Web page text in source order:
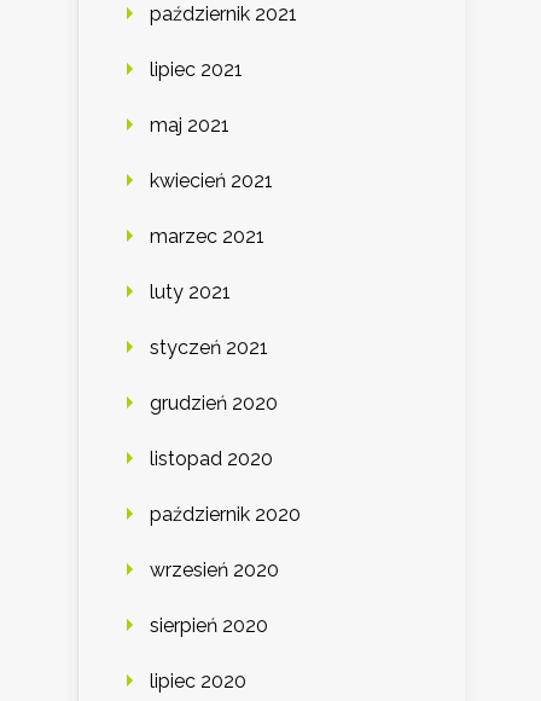
październik 2021
lipiec 2021
maj 2021
kwiecień 2021
marzec 2021
luty 2021
styczeń 2021
grudzień 2020
listopad 2020
październik 2020
wrzesień 2020
sierpień 2020
lipiec 2020